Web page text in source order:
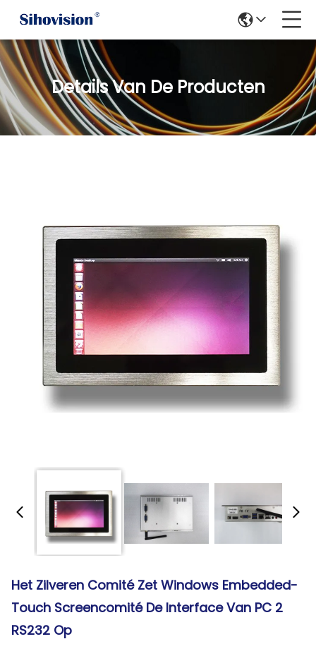
Details Van De Producten
Het Zilveren Comité Zet Windows Embedded-
Touch Screencomité De Interface Van PC 2
RS232 Op